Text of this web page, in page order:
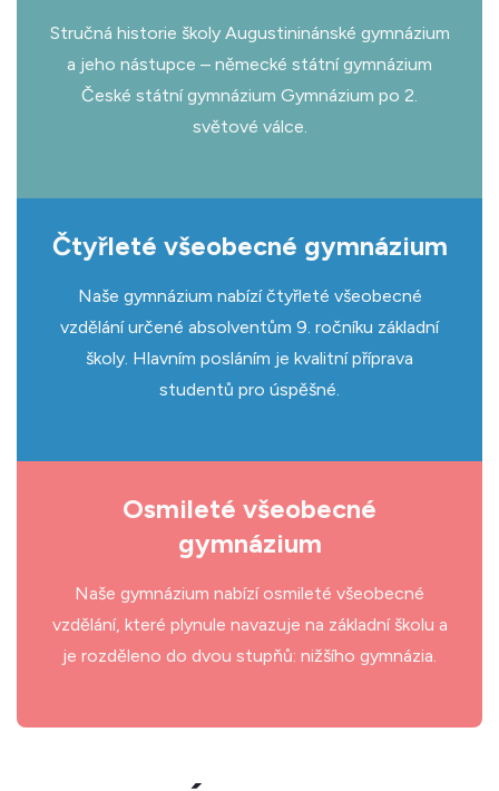
Stručná historie školy Augustininánské gymnázium
a jeho nástupce – německé státní gymnázium
České státní gymnázium Gymnázium po 2.
světové válce.
Čtyřleté všeobecné gymnázium
Naše gymnázium nabízí čtyřleté všeobecné
vzdělání určené absolventům 9. ročníku základní
školy. Hlavním posláním je kvalitní příprava
studentů pro úspěšné.
Osmileté všeobecné
gymnázium
Naše gymnázium nabízí osmileté všeobecné
vzdělání, které plynule navazuje na základní školu a
je rozděleno do dvou stupňů: nižšího gymnázia.